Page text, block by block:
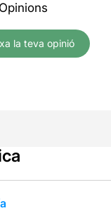
la teva opinió